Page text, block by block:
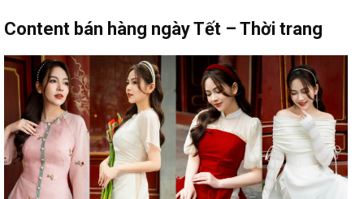
Content bán hàng ngày Tết – Thời trang